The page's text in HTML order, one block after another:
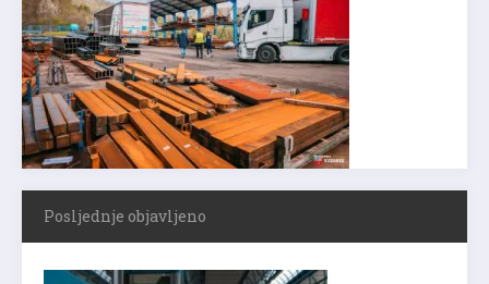
Posljednje objavljeno